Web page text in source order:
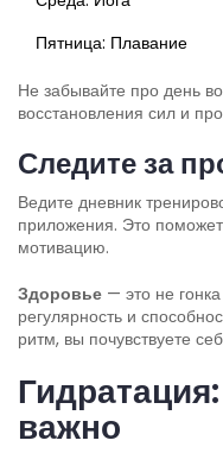
Пятница: Плавание
Не забывайте про день
восстановления сил и
Следите за
Ведите дневник
приложения. Это
мотивацию.
Здоровье — это не
регулярность и
ритм, вы почувствуете
важно